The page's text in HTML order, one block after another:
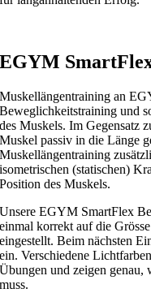
EGYM
Muskellängentraining an
Beweglichkeitstraining und
des Muskels. Im Gegensatz
Muskel passiv in die Länge
Muskellängentraining
isometrischen (statischen)
Position des Muskels.
Unsere EGYM SmartFlex
einmal korrekt auf die
eingestellt. Beim nächsten
ein. Verschiedene
Übungen und zeigen genau,
muss.